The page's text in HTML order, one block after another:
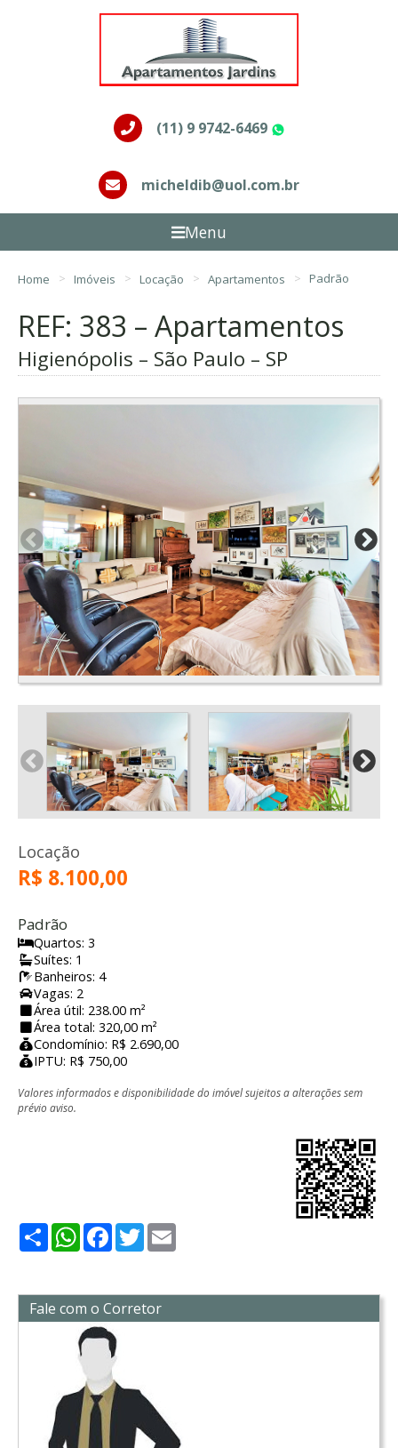
(11) 9 9742-6469
micheldib@uol.com.br
Menu
Home Imóveis Locação Apartamentos Padrão
REF: 383 – Apartamentos
Higienópolis – São Paulo – SP
Locação
R$ 8.100,00
Padrão
Quartos: 3
Suítes: 1
Banheiros: 4
Vagas: 2
Área útil: 238.00 m²
Área total: 320,00 m²
Condomínio: R$ 2.690,00
IPTU: R$ 750,00
Valores informados e disponibilidade do imóvel sujeitos a alterações sem
prévio aviso.
ShareWhatsApp
Facebook
Twitter
Fale com o Corretor